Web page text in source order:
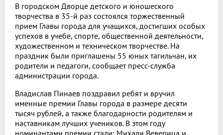
В городском Дворце детского и юношеского
творчества в 35-й раз состоялся торжественный
прием Главы города для учащихся, достигших особых
успехов в учебе, спорте, общественной деятельности,
художественном и техническом творчестве. На
праздник были приглашены 55 юных тагильчан, их
родители и педагоги, сообщает пресс-служба
администрации города.
Владислав Пинаев поздравил ребят и вручил
именные премии Главы города в размере десяти
тысяч рублей, а также благодарности родителям и
наставникам лучших учеников. В этом году
номинантами премии стали: Михали Веверица и